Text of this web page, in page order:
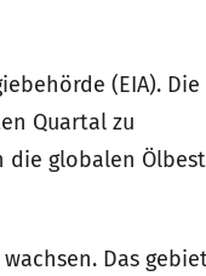
(EIA). Die
Quartal zu
die globalen
Das